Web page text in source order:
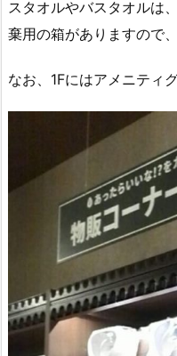
スタオルやバスタオルは
棄用の箱がありますので
なお、1Fにはアメニティ